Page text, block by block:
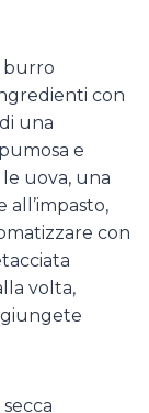
burro
con
una
e
uova, una
con
volta,